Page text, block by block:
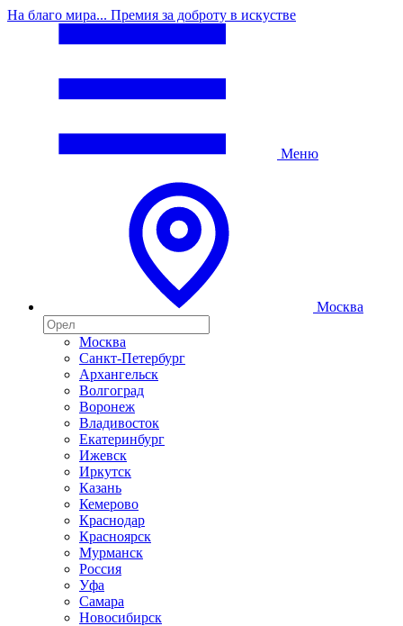
На благо мира... Премия за доброту в искустве
Меню
Москва
Москва
Санкт-Петербург
Архангельск
Волгоград
Воронеж
Владивосток
Екатеринбург
Ижевск
Иркутск
Казань
Кемерово
Краснодар
Красноярск
Мурманск
Россия
Уфа
Самара
Новосибирск